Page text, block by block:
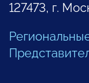
127473, г.